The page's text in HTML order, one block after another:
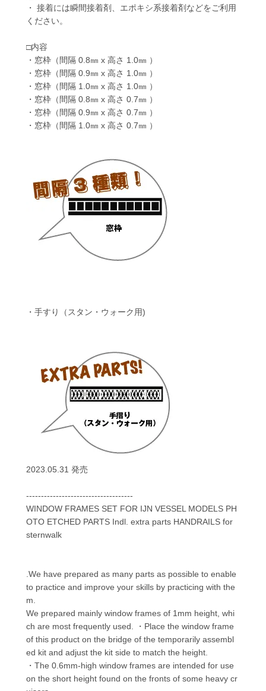
・ 接着には瞬間接着剤、エポキシ系接着剤などをご利用
ください。
□内容
・窓枠（間隔 0.8㎜ x 高さ 1.0㎜ ）
・窓枠（間隔 0.9㎜ x 高さ 1.0㎜ ）
・窓枠（間隔 1.0㎜ x 高さ 1.0㎜ ）
・窓枠（間隔 0.8㎜ x 高さ 0.7㎜ ）
・窓枠（間隔 0.9㎜ x 高さ 0.7㎜ ）
・窓枠（間隔 1.0㎜ x 高さ 0.7㎜ ）
・手すり（スタン・ウォーク用)
2023.05.31 発売
------------------------------------
WINDOW FRAMES SET FOR IJN VESSEL MODELS PH
OTO ETCHED PARTS Indl. extra parts HANDRAILS for
sternwalk
.We have prepared as many parts as possible to enable
to practice and improve your skills by practicing with the
m.
We prepared mainly window frames of 1mm height, whi
ch are most frequently used. ・Place the window frame
of this product on the bridge of the temporarily assembl
ed kit and adjust the kit side to match the height.
・The 0.6mm-high window frames are intended for use
on the short height found on the fronts of some heavy cr